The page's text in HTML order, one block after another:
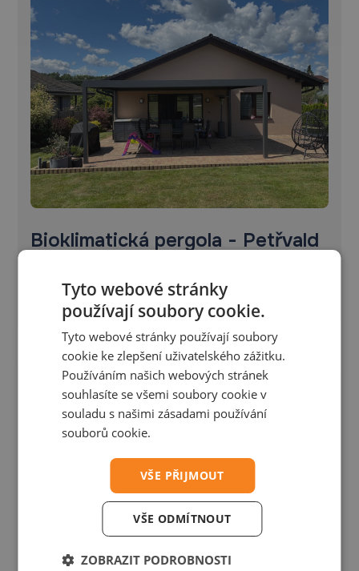
Bioklimatická pergola - Petřvald
Bioklimatická pergola Placeo 6,1×4,5 m s prípravou
pre Winterpacket
Tyto webové stránky
používají soubory cookie.
Tyto webové stránky používají soubory
cookie ke zlepšení uživatelského zážitku.
Používáním našich webových stránek
souhlasíte se všemi soubory cookie v
souladu s našimi zásadami používání
souborů cookie.
VŠE PŘIJMOUT
VŠE ODMÍTNOUT
ZOBRAZIT PODROBNOSTI